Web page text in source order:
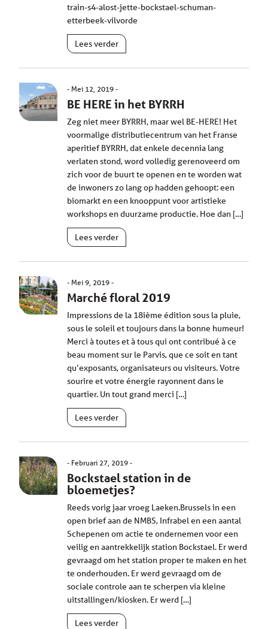
train-s4-alost-jette-bockstael-schuman-
etterbeek-vilvorde
Lees verder
Mei 12, 2019
BE HERE in het BYRRH
Zeg niet meer BYRRH, maar wel BE-HERE! Het
voormalige distributiecentrum van het Franse
aperitief BYRRH, dat enkele decennia lang
verlaten stond, word volledig gerenoveerd om
zich voor de buurt te openen en te worden wat
de inwoners zo lang op hadden gehoopt: een
biomarkt en een knooppunt voor artistieke
workshops en duurzame productie. Hoe dan […]
Lees verder
Mei 9, 2019
Marché floral 2019
Impressions de la 18ième édition sous la pluie,
sous le soleil et toujours dans la bonne humeur!
Merci à toutes et à tous qui ont contribué à ce
beau moment sur le Parvis, que ce soit en tant
qu’exposants, organisateurs ou visiteurs. Votre
sourire et votre énergie rayonnent dans le
quartier. Un tout grand merci […]
Lees verder
Februari 27, 2019
Bockstael station in de
bloemetjes?
Reeds vorig jaar vroeg Laeken.Brussels in een
open brief aan de NMBS, Infrabel en een aantal
Schepenen om actie te ondernemen voor een
veilig en aantrekkelijk station Bockstael. Er werd
gevraagd om het station proper te maken en het
te onderhouden. Er werd gevraagd om de
sociale controle aan te scherpen via kleine
uitstallingen/kiosken. Er werd […]
Lees verder